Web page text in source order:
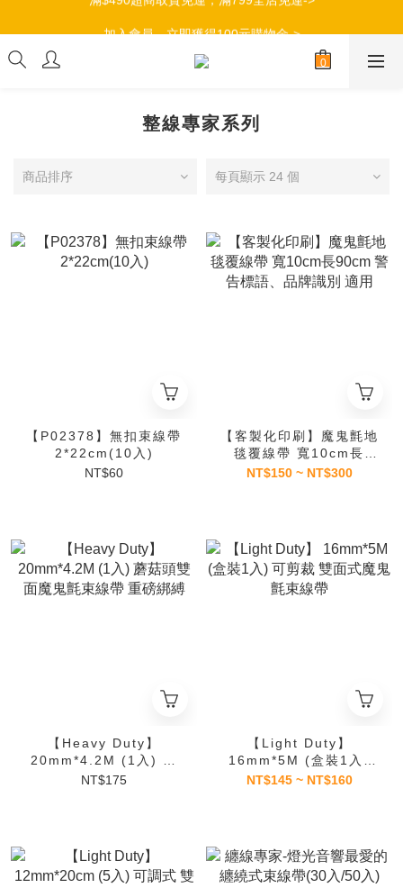
整線專家系列
商品排序 每頁顯示 24 個
【P02378】無扣束線帶
2*22cm(10入)
NT$60
【客製化印刷】魔鬼氈地
毯覆線帶 寬10cm長
90cm 警告標語、品牌識
NT$150 ~ NT$300
【Heavy Duty】
20mm*4.2M (1入) 蘑
菇頭雙面魔鬼氈束線帶
NT$175
【Light Duty】
16mm*5M (盒裝1入)
可剪裁 雙面式魔鬼氈束
NT$145 ~ NT$160